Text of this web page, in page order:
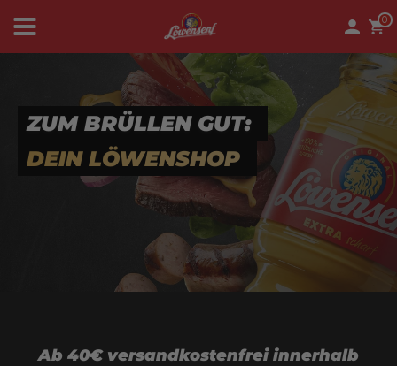
0
ZUM BRÜLLEN GUT:
DEIN LÖWENSHOP
Ab 40€ versandkostenfrei innerhalb